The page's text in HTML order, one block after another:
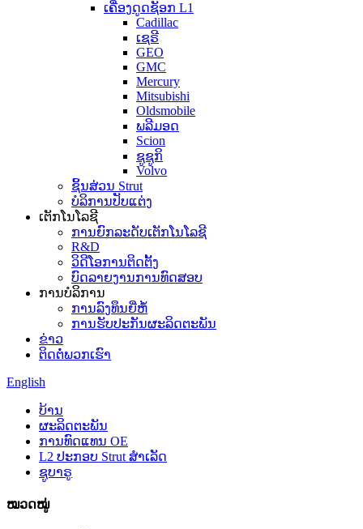
ເຄື່ອງດູດຊັອກ L1
Cadillac
ເຊຣີ
GEO
GMC
Mercury
Mitsubishi
Oldsmobile
ພລີມອດ
Scion
ຊູຊູກິ
Volvo
ຊິ້ນສ່ວນ Strut
ບໍລິການປັບແຕ່ງ
ເຕັກໂນໂລຊີ
ການຍົກລະດັບເຕັກໂນໂລຊີ
R&D
ວິດີໂອການຕິດຕັ້ງ
ບົດລາຍງານການທົດສອບ
ການບໍລິການ
ການລົງທຶນຍີ່ຫໍ້
ການຮັບປະກັນຜະລິດຕະພັນ
ຂ່າວ
ຕິດຕໍ່ພວກເຮົາ
English
ບ້ານ
ຜະລິດຕະພັນ
ການທົດແທນ OE
L2 ປະກອບ Strut ສໍາເລັດ
ຊູບາຣູ
ໝວດໝູ່